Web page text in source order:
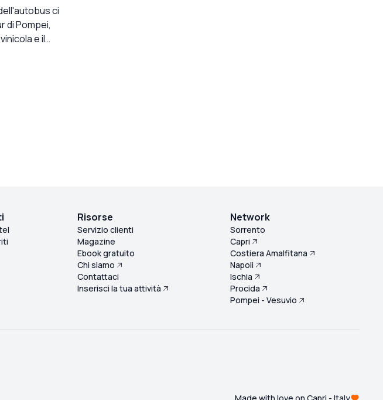
ci
di Pompei,
e il
Risorse
Servizio clienti
Magazine
Ebook gratuito
Chi siamo
Contattaci
Inserisci la tua attività
Network
Sorrento
Capri
Costiera Amalfitana
Napoli
Ischia
Procida
Pompei - Vesuvio